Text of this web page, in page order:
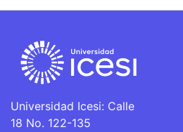
Universidad Icesi: Calle
18 No. 122-135